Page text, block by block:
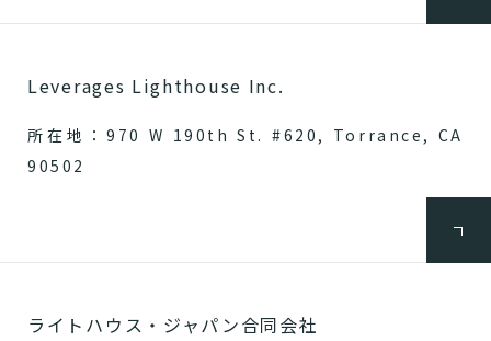
Leverages Lighthouse Inc.
所在地：970 W 190th St. #620, Torrance, CA
90502
ライトハウス・ジャパン合同会社